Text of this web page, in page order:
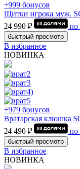
+999 бонусов
Щитки игрока муж.
24 990 ₽
по
быстрый просмотр
В избранное
НОВИНКА
+979 бонусов
Вратарская клюшка
24 490 ₽
по
быстрый просмотр
В избранное
НОВИНКА